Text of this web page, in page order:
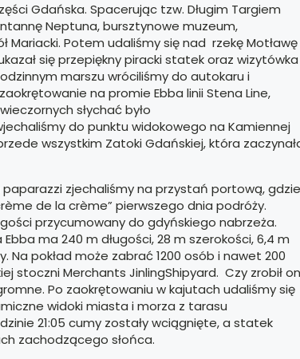
Gdańska. Spacerując tzw. Długim Targiem
Neptuna, bursztynowe muzeum,
Mariacki. Potem udaliśmy się nad rzekę Motławę
się przepiękny piracki statek oraz wizytówka
marszu wróciliśmy do autokaru i
na promie Ebba linii Stena Line,
słychać było
do punktu widokowego na Kamiennej
wszystkim Zatoki Gdańskiej, która
zjechaliśmy na przystań portową,
de la crème” pierwszego dnia podróży.
przycumowany do gdyńskiego nabrzeża.
ma 240 m długości, 28 m szerokości, 6,4 m
pokład może zabrać 1200 osób i nawet 200
stoczni Merchants JinlingShipyard. Czy zrobił
Po zaokrętowaniu w kajutach udaliśmy się
widoki miasta i morza z tarasu
21:05 cumy zostały wciągnięte, a statek
zachodzącego słońca.